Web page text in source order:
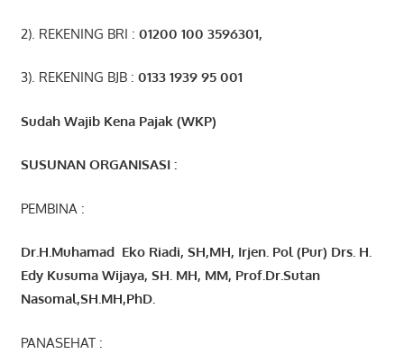
2). REKENING BRI : 01200 100 3596301,
3). REKENING BJB : 0133 1939 95 001
Sudah Wajib Kena Pajak (WKP)
SUSUNAN ORGANISASI :
PEMBINA :
Dr.H.Muhamad Eko Riadi, SH,MH, Irjen. Pol (Pur) Drs. H.
Edy Kusuma Wijaya, SH. MH, MM, Prof.Dr.Sutan
Nasomal,SH.MH,PhD.
PANASEHAT :